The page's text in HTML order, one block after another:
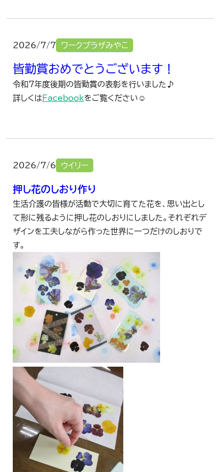
2026/7/7 ワークプラザみやこ
皆勤賞おめでとうございます！
令和7年度後期の皆勤賞の表彰を行いました♪
詳しくは Facebookをご覧ください☺
2026/7/6 ウイリー
押し花のしおり作り
生活介護の皆様が活動で大切に育てた花を、思い出とし
て形に残るように押し花のしおりにしました。それぞれデ
ザインを工夫しながら作った世界に一つだけのしおりで
す。